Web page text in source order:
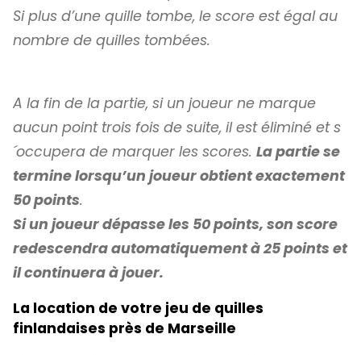
Si plus d’une quille tombe, le score est égal au
nombre de quilles tombées.
A la fin de la partie, si un joueur ne marque
aucun point trois fois de suite, il est éliminé et s
´occupera de marquer les scores. La partie se
termine lorsqu’un joueur obtient exactement
50 points.
Si un joueur dépasse les 50 points, son score
redescendra automatiquement à 25 points et
il continuera à jouer.
La location de votre jeu de quilles
finlandaises près de Marseille